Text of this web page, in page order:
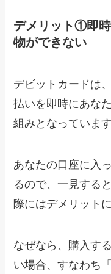
デメリット①即
物ができない
デビットカードは
払いを即時にあな
組みとなっています
あなたの口座に入
るので、一見する
際にはデメリット
なぜなら、購入す
い場合、すなわち